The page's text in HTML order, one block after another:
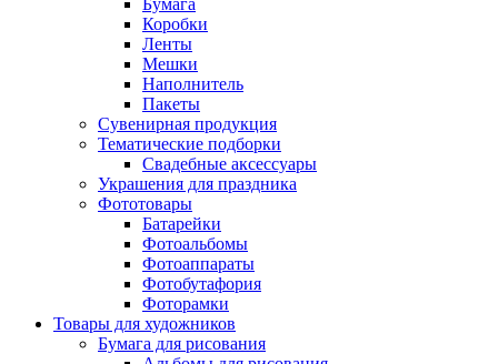
Бумага
Коробки
Ленты
Мешки
Наполнитель
Пакеты
Сувенирная продукция
Тематические подборки
Свадебные аксессуары
Украшения для праздника
Фототовары
Батарейки
Фотоальбомы
Фотоаппараты
Фотобутафория
Фоторамки
Товары для художников
Бумага для рисования